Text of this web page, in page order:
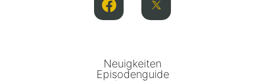
Neuigkeiten
Episodenguide